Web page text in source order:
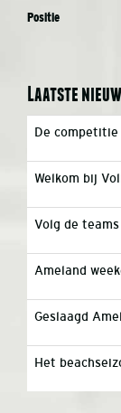
Positie
Laatste
De
Welkom bij
Volg de
Ameland
Geslaagd
Het